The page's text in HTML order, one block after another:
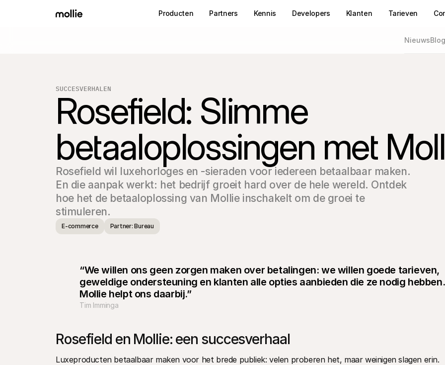
Producten Partners Kennis Developers Klanten Tarieven
NieuwsBlog
SUCCESVERHALEN
Rosefield: Slimme
betaaloplossingen met
Rosefield wil luxehorloges en -sieraden voor iedereen betaalbaar maken.
En die aanpak werkt: het bedrijf groeit hard over de hele wereld. Ontdek
hoe het de betaaloplossing van Mollie inschakelt om de groei te
stimuleren.
E-commerce Partner: Bureau
“We willen ons geen zorgen maken over betalingen: we willen goede tarieven,
geweldige ondersteuning en klanten alle opties aanbieden die ze nodig hebben.
Mollie helpt ons daarbij.”
Tim Imminga
Rosefield en Mollie: een succesverhaal
Luxeproducten betaalbaar maken voor het brede publiek: velen proberen het, maar weinigen slagen erin.